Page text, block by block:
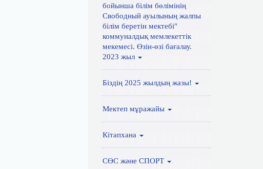
бойынша білім бөлімінің
Свободный ауылының жалпы
білім беретін мектебі"
коммуналдық мемлекеттік
мекемесі. Өзін-өзі бағалау.
2023 жыл
Біздің 2025 жылдың жазы!
Мектеп мұражайы
Кітапхана
СӨС және СПОРТ